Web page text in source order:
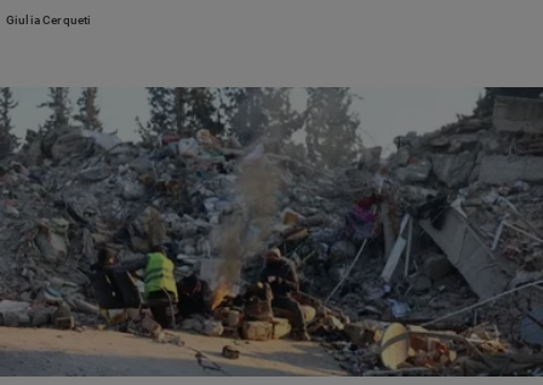
turca vicina al confine con Siria, devastata dal terremoto
Giulia Cerqueti